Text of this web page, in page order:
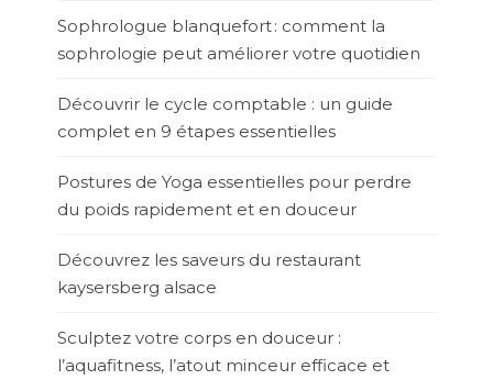
Sophrologue blanquefort : comment la
sophrologie peut améliorer votre quotidien
Découvrir le cycle comptable : un guide
complet en 9 étapes essentielles
Postures de Yoga essentielles pour perdre
du poids rapidement et en douceur
Découvrez les saveurs du restaurant
kaysersberg alsace
Sculptez votre corps en douceur :
l’aquafitness, l’atout minceur efficace et